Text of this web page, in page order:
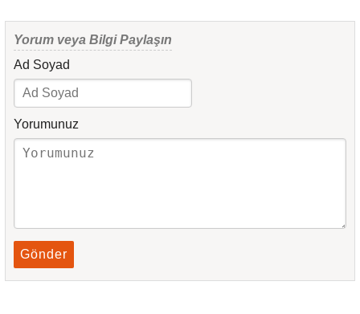
Yorum veya Bilgi Paylaşın
Ad Soyad
Yorumunuz
Gönder